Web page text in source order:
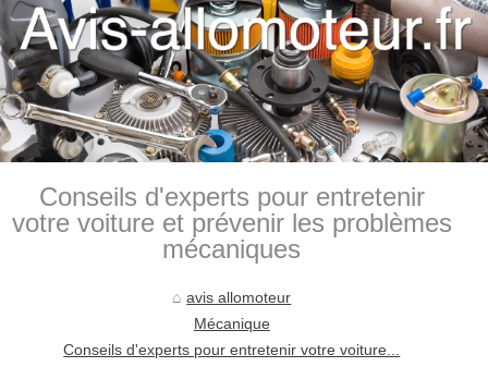
Conseils d'experts pour entretenir
votre voiture et prévenir les problèmes
mécaniques
avis allomoteur
Mécanique
Conseils d'experts pour entretenir votre voiture...